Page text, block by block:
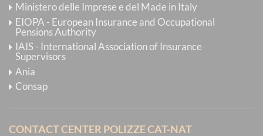
Ministero delle Imprese e del Made in Italy
EIOPA - European Insurance and Occupational
Pensions Authority
IAIS - International Association of Insurance
Supervisors
Ania
Consap
CONTACT CENTER POLIZZE CAT-NAT